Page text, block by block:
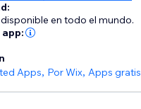
en todo el mundo.
app:
Apps, Por Wix, Apps gratis